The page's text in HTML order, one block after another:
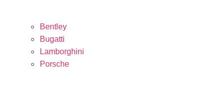
Bentley
Bugatti
Lamborghini
Porsche